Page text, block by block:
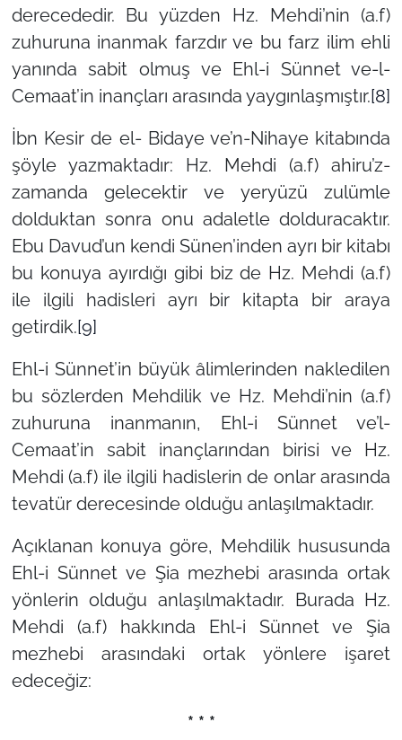
derecededir. Bu yüzden Hz. Mehdi’nin (a.f)
zuhuruna inanmak farzdır ve bu farz ilim ehli
yanında sabit olmuş ve Ehl-i Sünnet ve-l-
Cemaat’in inançları arasında yaygınlaşmıştır.[8]
İbn Kesir de el- Bidaye ve’n-Nihaye kitabında
şöyle yazmaktadır: Hz. Mehdi (a.f) ahiru’z-
zamanda gelecektir ve yeryüzü zulümle
dolduktan sonra onu adaletle dolduracaktır.
Ebu Davud’un kendi Sünen’inden ayrı bir kitabı
bu konuya ayırdığı gibi biz de Hz. Mehdi (a.f)
ile ilgili hadisleri ayrı bir kitapta bir araya
getirdik.[9]
Ehl-i Sünnet’in büyük âlimlerinden nakledilen
bu sözlerden Mehdilik ve Hz. Mehdi’nin (a.f)
zuhuruna inanmanın, Ehl-i Sünnet ve’l-
Cemaat’in sabit inançlarından birisi ve Hz.
Mehdi (a.f) ile ilgili hadislerin de onlar arasında
tevatür derecesinde olduğu anlaşılmaktadır.
Açıklanan konuya göre, Mehdilik hususunda
Ehl-i Sünnet ve Şia mezhebi arasında ortak
yönlerin olduğu anlaşılmaktadır. Burada Hz.
Mehdi (a.f) hakkında Ehl-i Sünnet ve Şia
mezhebi arasındaki ortak yönlere işaret
edeceğiz:
* * *